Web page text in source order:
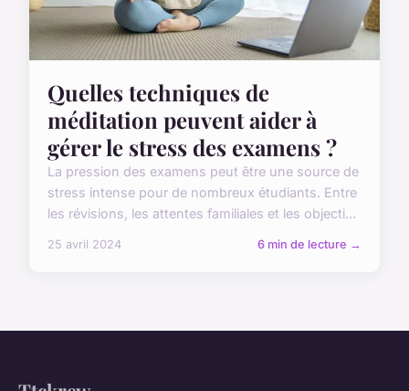
Quelles techniques de
méditation peuvent aider à
gérer le stress des examens ?
La pression des examens peut être une source de
stress intense pour de nombreux étudiants. Entre
les révisions, les attentes familiales et les objecti...
25 avril 2024 6 min de lecture →